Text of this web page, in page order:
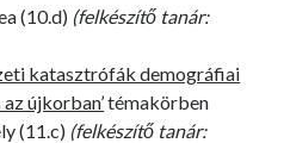
(10.d) (felkészítő tanár:
katasztrófák demográfiai
újkorban’témakörben
(11.c) (felkészítő tanár: